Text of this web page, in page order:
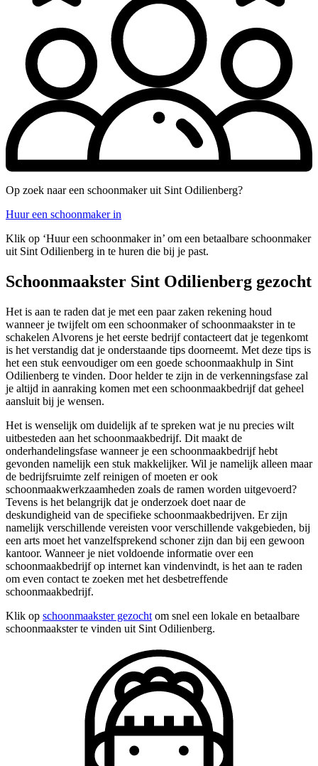
Op zoek naar een schoonmaker uit Sint Odilienberg?
Huur een schoonmaker in
Klik op ‘Huur een schoonmaker in’ om een betaalbare schoonmaker
uit Sint Odilienberg in te huren die bij je past.
Schoonmaakster Sint Odilienberg gezocht
Het is aan te raden dat je met een paar zaken rekening houd
wanneer je twijfelt om een schoonmaker of schoonmaakster in te
schakelen Alvorens je het eerste bedrijf contacteert dat je tegenkomt
is het verstandig dat je onderstaande tips doorneemt. Met deze tips is
het een stuk eenvoudiger om een goede schoonmaakhulp in Sint
Odilienberg te vinden. Door helder te zijn in de verkenningsfase zal
je altijd in aanraking komen met een schoonmaakbedrijf dat geheel
aansluit bij je wensen.
Het is wenselijk om duidelijk af te spreken wat je nu precies wilt
uitbesteden aan het schoonmaakbedrijf. Dit maakt de
onderhandelingsfase wanneer je een schoonmaakbedrijf hebt
gevonden namelijk een stuk makkelijker. Wil je namelijk alleen maar
de bedrijfsruimte zelf reinigen of moeten er ook
schoonmaakwerkzaamheden zoals de ramen worden uitgevoerd?
Tevens is het belangrijk dat je onderzoek doet naar de
deskundigheid van de specifieke schoonmaakbedrijven. Er zijn
namelijk verschillende vereisten voor verschillende vakgebieden, bij
een arts moet het vanzelfsprekend schoner zijn dan bij een gewoon
kantoor. Wanneer je niet voldoende informatie over een
schoonmaakbedrijf op internet kan vindenvindt, is het aan te raden
om even contact te zoeken met het desbetreffende
schoonmaakbedrijf.
Klik op schoonmaakster gezocht om snel een lokale en betaalbare
schoonmaakster te vinden uit Sint Odilienberg.